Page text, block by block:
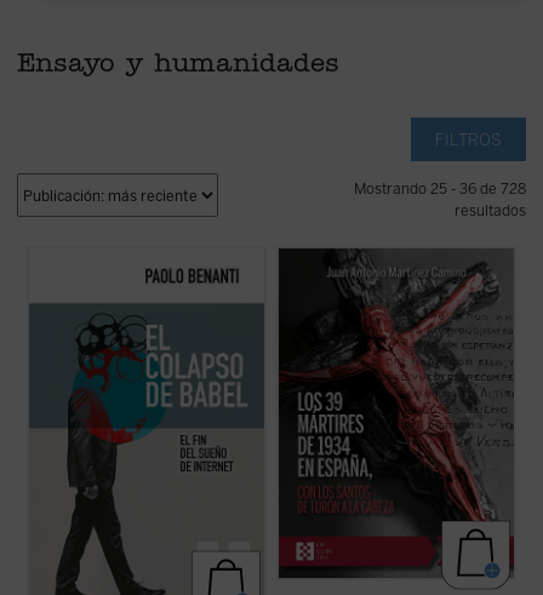
Ensayo y humanidades
FILTROS
Mostrando 25 - 36 de 728
resultados
, el teólogo y experto
en ética digital Paolo Benanti nos invita a
digital. Es una invitación a pensar en el
papel de la tecnología en nuestras vidas y
en la construcción ... (ver ficha)
La revolución de 1934 causó los primeros
39 mártires del siglo XX en España. Este
libro ofrece el primer panorama completo
de esos testigos de Jesucristo. Los más
conocidos son los santos Mártires de
Turón y los beatos Seminaristas ...(ver